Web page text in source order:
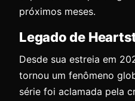
próximos meses.
Legado de
Desde sua estreia em
tornou um fenômeno
série foi aclamada pela